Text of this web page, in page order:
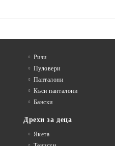
Ризи
Пуловери
Панталони
Къси панталони
Бански
Дрехи за деца
Якета